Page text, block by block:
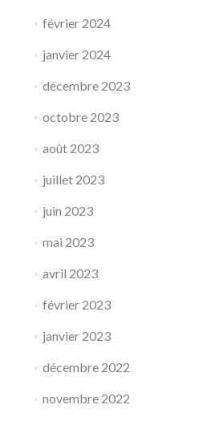
février 2024
janvier 2024
décembre 2023
octobre 2023
août 2023
juillet 2023
juin 2023
mai 2023
avril 2023
février 2023
janvier 2023
décembre 2022
novembre 2022